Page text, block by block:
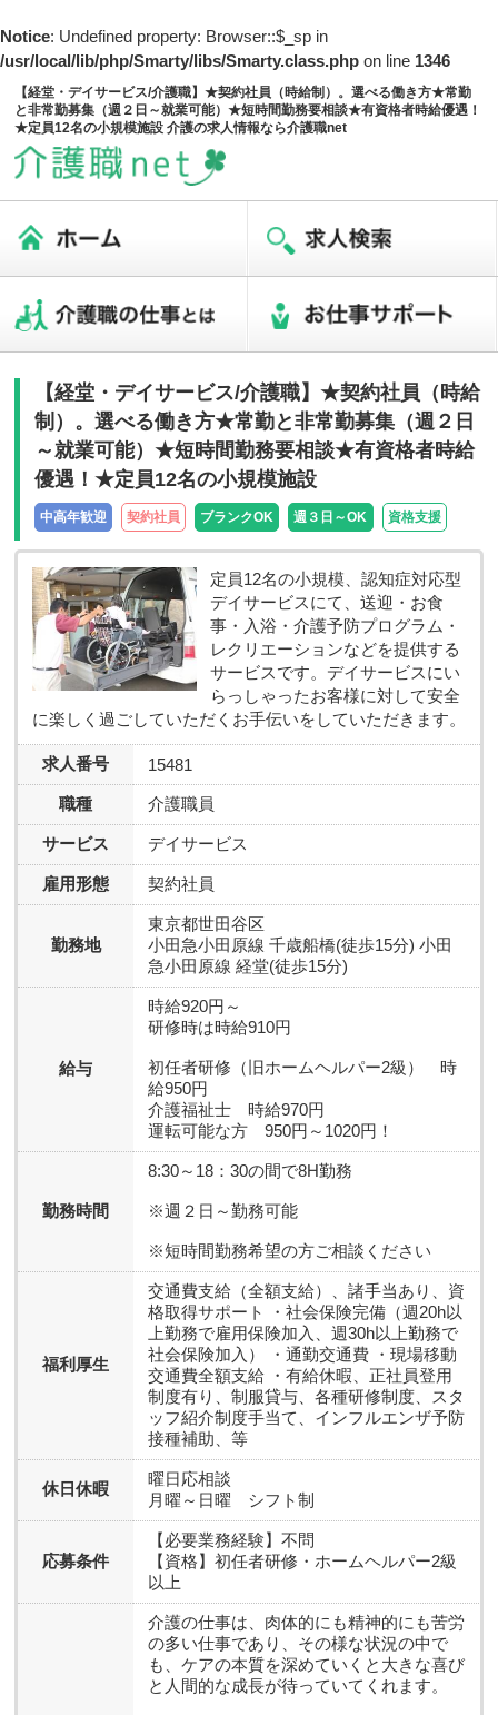
Notice: Undefined property: Browser::$_sp in
/usr/local/lib/php/Smarty/libs/Smarty.class.php on line 1346
【経堂・デイサービス/介護職】★契約社員（時給制）。選べる働き方★常勤
と非常勤募集（週２日～就業可能）★短時間勤務要相談★有資格者時給優遇！
★定員12名の小規模施設 介護の求人情報なら介護職net
【経堂・デイサービス/介護職】★契約社員（時給
制）。選べる働き方★常勤と非常勤募集（週２日
～就業可能）★短時間勤務要相談★有資格者時給
優遇！★定員12名の小規模施設
中高年歓迎 契約社員 ブランクOK 週３日～OK 資格支援
定員12名の小規模、認知症対応型
デイサービスにて、送迎・お食
事・入浴・介護予防プログラム・
レクリエーションなどを提供する
サービスです。デイサービスにい
らっしゃったお客様に対して安全
に楽しく過ごしていただくお手伝いをしていただきます。
求人番号 15481
職種 介護職員
サービス デイサービス
雇用形態 契約社員
勤務地
東京都世田谷区
小田急小田原線 千歳船橋(徒歩15分) 小田
急小田原線 経堂(徒歩15分)
給与
時給920円～
研修時は時給910円
初任者研修（旧ホームヘルパー2級） 時
給950円
介護福祉士 時給970円
運転可能な方 950円～1020円！
勤務時間
8:30～18：30の間で8H勤務
※週２日～勤務可能
※短時間勤務希望の方ご相談ください
福利厚生
交通費支給（全額支給）、諸手当あり、資
格取得サポート ・社会保険完備（週20h以
上勤務で雇用保険加入、週30h以上勤務で
社会保険加入） ・通勤交通費 ・現場移動
交通費全額支給 ・有給休暇、正社員登用
制度有り、制服貸与、各種研修制度、スタ
ッフ紹介制度手当て、インフルエンザ予防
接種補助、等
休日休暇
曜日応相談
月曜～日曜 シフト制
応募条件
【必要業務経験】不問
【資格】初任者研修・ホームヘルパー2級
以上
介護の仕事は、肉体的にも精神的にも苦労
の多い仕事であり、その様な状況の中で
も、ケアの本質を深めていくと大きな喜び
と人間的な成長が待っていてくれます。